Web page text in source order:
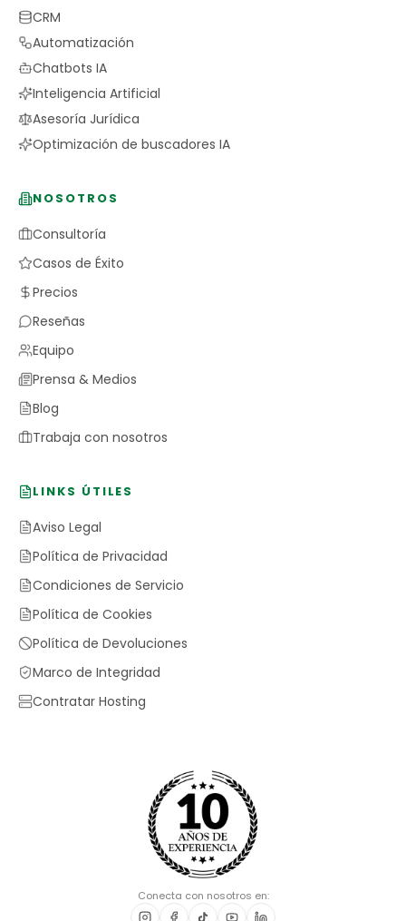
CRM
Automatización
Chatbots IA
Inteligencia Artificial
Asesoría Jurídica
Optimización de buscadores IA
NOSOTROS
Consultoría
Casos de Éxito
Precios
Reseñas
Equipo
Prensa & Medios
Blog
Trabaja con nosotros
LINKS ÚTILES
Aviso Legal
Política de Privacidad
Condiciones de Servicio
Política de Cookies
Política de Devoluciones
Marco de Integridad
Contratar Hosting
Conecta con nosotros en: